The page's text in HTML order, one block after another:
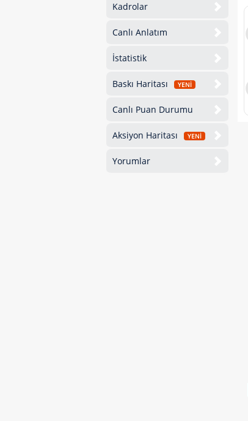
Kadrolar
Canlı Anlatım
İstatistik
Baskı Haritası YENİ
Canlı Puan Durumu
Aksiyon Haritası YENİ
Yorumlar